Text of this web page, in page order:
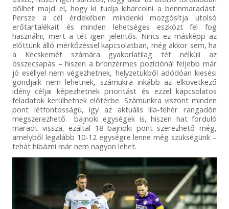
dőlhet majd el, hogy ki tudja kiharcolni a bennmaradást.
Persze a cél érdekében mindenki mozgósítja utolsó
erőtartalékait és minden lehetséges eszközt fel fog
használni, mert a tét igen jelentős. Nincs ez másképp az
előttünk álló mérkőzéssel kapcsolatban, még akkor sem, ha
a Kecskemét számára gyakorlatilag tét nélküli az
összecsapás – hiszen a bronzérmes pozíciónál feljebb már
jó eséllyel nem végezhetnek, helyzetükből adódóan kiesési
gondjaik nem lehetnek, számukra inkább az elkövetkező
idény céljai képezhetnek prioritást és ezzel kapcsolatos
feladatok kerülhetnek előtérbe. Számunkra viszont minden
pont létfontosságú, így az aktuális lila-fehér rangadón
megszerezhető bajnoki egységek is, hiszen hat forduló
maradt vissza, ezáltal 18 bajnoki pont szerezhető még,
amelyből legalább 10-12 egységre lenne még szükségünk –
tehát hibázni már nem nagyon lehet.